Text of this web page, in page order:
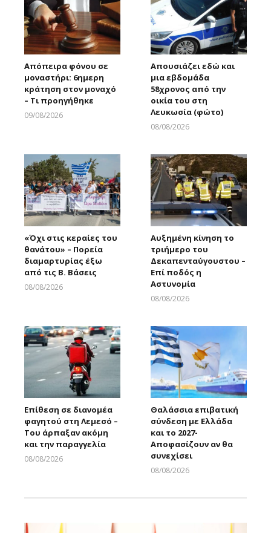
Απόπειρα φόνου σε
μοναστήρι: 6ημερη
κράτηση στον μοναχό
– Τι προηγήθηκε
09/08/2026
Απουσιάζει εδώ και
μια εβδομάδα
58χρονος από την
οικία του στη
Λευκωσία (φώτο)
08/08/2026
«Όχι στις κεραίες του
θανάτου» – Πορεία
διαμαρτυρίας έξω
από τις Β. Βάσεις
08/08/2026
Αυξημένη κίνηση το
τριήμερο του
Δεκαπενταύγουστου –
Επί ποδός η
Αστυνομία
08/08/2026
Επίθεση σε διανομέα
φαγητού στη Λεμεσό –
Του άρπαξαν ακόμη
και την παραγγελία
08/08/2026
Θαλάσσια επιβατική
σύνδεση με Ελλάδα
και το 2027-
Αποφασίζουν αν θα
συνεχίσει
08/08/2026